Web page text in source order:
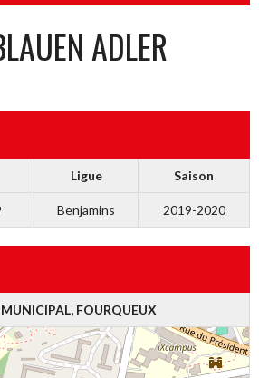
ADLER
Ligue Saison
Benjamins 2019-2020
FOURQUEUX